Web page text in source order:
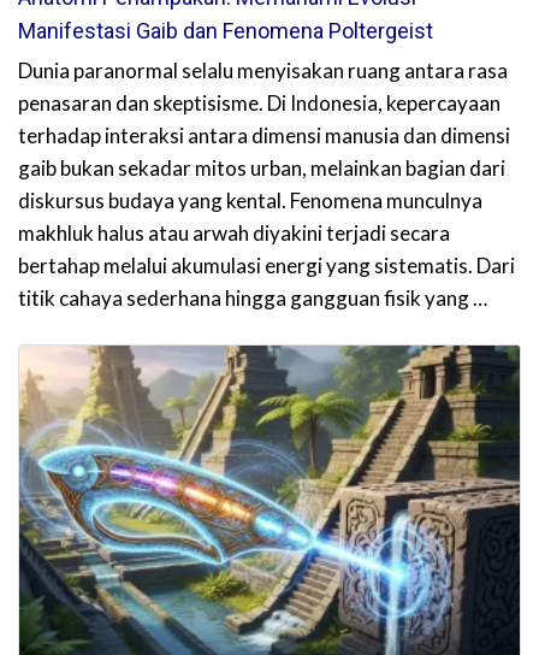
Manifestasi Gaib dan Fenomena Poltergeist
Dunia paranormal selalu menyisakan ruang antara rasa
penasaran dan skeptisisme. Di Indonesia, kepercayaan
terhadap interaksi antara dimensi manusia dan dimensi
gaib bukan sekadar mitos urban, melainkan bagian dari
diskursus budaya yang kental. Fenomena munculnya
makhluk halus atau arwah diyakini terjadi secara
bertahap melalui akumulasi energi yang sistematis. Dari
titik cahaya sederhana hingga gangguan fisik yang …